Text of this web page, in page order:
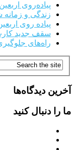
پیاده‌روی
زندگی و
پیاده روی
سقف جدید
راه‌های
آخرین دیدگاه‌ها
ما را دنبال کنید